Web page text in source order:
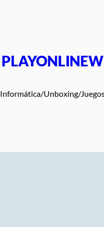
PLAYONLINEW
Informática/Unboxing/